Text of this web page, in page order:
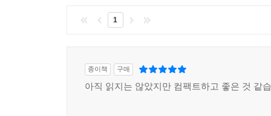
06 조명
빛의 종류
빛의 단위
1
종이책 구매
아직 읽지는 않았지만 컴팩트하고 좋은 것 같